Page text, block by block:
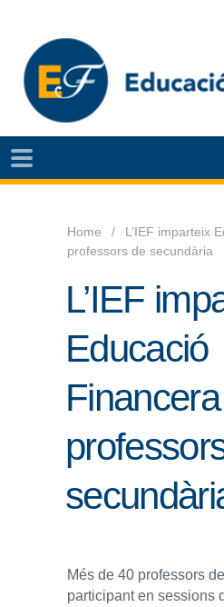
Home
L’IEF imparteix
professors de secundària
L’IEF
Educació
Més de 40 professors
participant en sessions